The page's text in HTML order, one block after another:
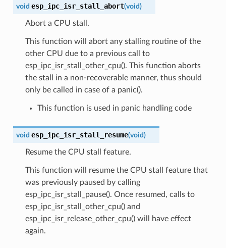
void esp_ipc_isr_stall_abort(void)
Abort a CPU stall.
This function will abort any stalling routine of the
other CPU due to a previous call to
esp_ipc_isr_stall_other_cpu(). This function aborts
the stall in a non-recoverable manner, thus should
only be called in case of a panic().
This function is used in panic handling code
void esp_ipc_isr_stall_resume(void)
Resume the CPU stall feature.
This function will resume the CPU stall feature that
was previously paused by calling
esp_ipc_isr_stall_pause(). Once resumed, calls to
esp_ipc_isr_stall_other_cpu() and
esp_ipc_isr_release_other_cpu() will have effect
again.